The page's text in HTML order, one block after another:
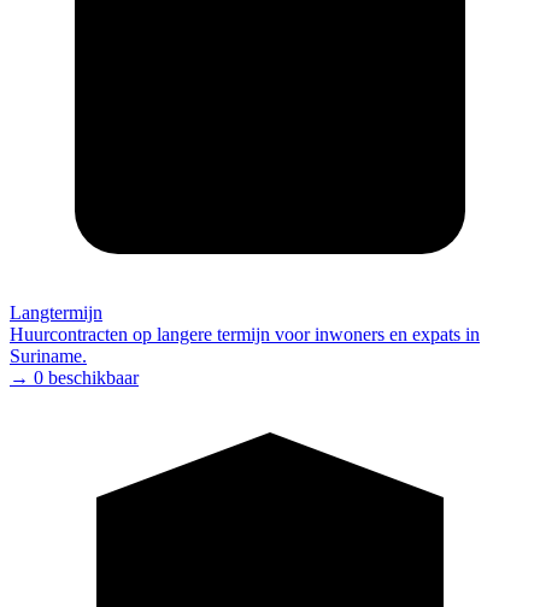
Langtermijn
Huurcontracten op langere termijn voor inwoners en expats in
Suriname.
→ 0 beschikbaar